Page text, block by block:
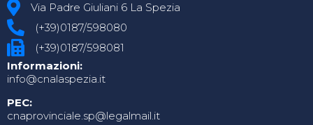
Via Padre Giuliani 6 La Spezia
(+39)0187/598080
(+39)0187/598081
Informazioni:
info@cnalaspezia.it
PEC:
cnaprovinciale.sp@legalmail.it